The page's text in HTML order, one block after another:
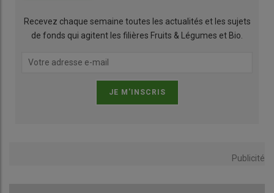
Recevez chaque semaine toutes les actualités et les sujets
de fonds qui agitent les filières Fruits & Légumes et Bio.
Publicité